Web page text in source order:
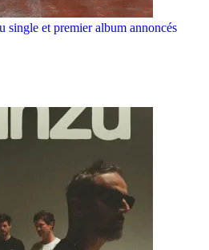
et premier album annoncés